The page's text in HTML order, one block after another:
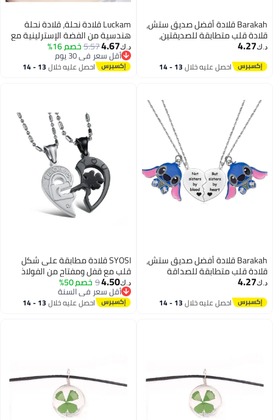
Barakah قلادة أفضل صديق ستش،
قلادة قلب متطابقة للصديقتين،
مجوهرات ليلو وستش للأصدقاء،
د.ك‏4.27
احصل عليه خلال 13 - 14
Luckam قلادة نحلة، قلادة نحلة
هندسية من الفضة الإسترلينية مع
هدية مجوهرات عباد الشمس
للنساء والفتيات
د.ك‏4.67
5.57خصم 16%
أقل سعر في 30 يوم
أقل سعر في 30 يوماحصل عليه خلال 13 - 14
Barakah قلادة أفضل صديق ستش،
قلادة قلب متطابقة للصداقة
لفتاتين، مجوهرات ليلو وستش
د.ك‏4.27
احصل عليه خلال 13 - 14
SYOSI قلادة مطابقة على شكل
قلب مع قفل ومفتاح من الفولاذ
المقاوم للصدأ للزوجين هدايا خطوبة
د.ك‏4.50
9خصم 50%
أقل سعر في السنة
أقل سعر في السنة
احصل عليه خلال 13 - 14